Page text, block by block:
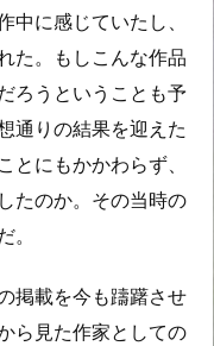
中に感じていたし、
た。もしこんな作品
ろうということも予
通りの結果を迎えた
とにもかかわらず、
たのか。その当時の
。
掲載を今も躊躇させ
ら見た作家としての